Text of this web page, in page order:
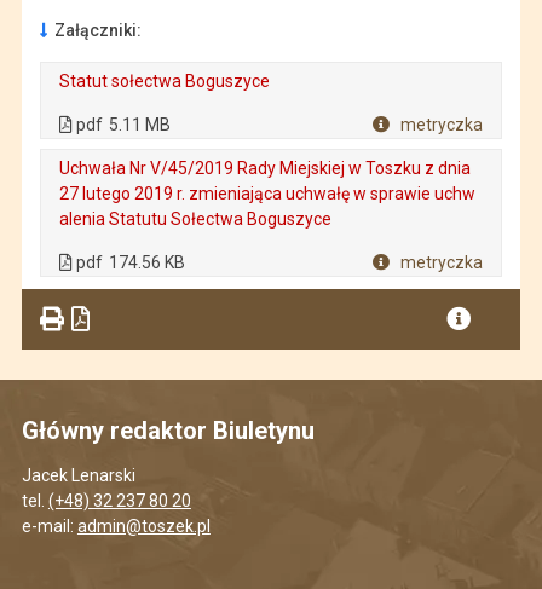
Załączniki:
Statut sołectwa Boguszyce
pdf 5.11 MB metryczka
Uchwała Nr V/45/2019 Rady Miejskiej w Toszku z dnia
27 lutego 2019 r. zmieniająca uchwałę w sprawie uchw
alenia Statutu Sołectwa Boguszyce
pdf 174.56 KB metryczka
Główny redaktor Biuletynu
Jacek Lenarski
tel. (+48) 32 237 80 20
e-mail: admin@toszek.pl